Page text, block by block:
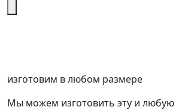
изготовим в любом размере
Мы можем изготовить эту и любую